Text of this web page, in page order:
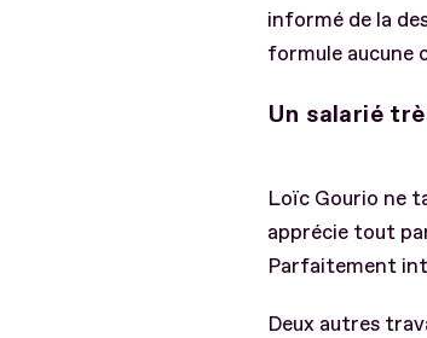
informé de la
formule aucune
Un salarié
Loïc Gourio ne
apprécie tout
Parfaitement
Deux autres